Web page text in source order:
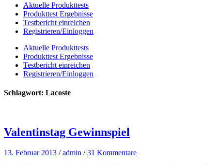
Aktuelle Produkttests
Produkttest Ergebnisse
Testbericht einreichen
Registrieren/Einloggen
Aktuelle Produkttests
Produkttest Ergebnisse
Testbericht einreichen
Registrieren/Einloggen
Schlagwort: Lacoste
Valentinstag Gewinnspiel
13. Februar 2013 /admin /31 Kommentare